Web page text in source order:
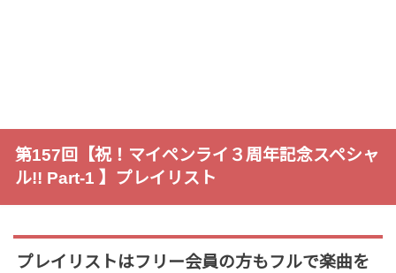
第157回【祝！マイペンライ３周年記念スペシャ
ル!! Part-1 】プレイリスト
プレイリストはフリー会員の方もフルで楽曲を